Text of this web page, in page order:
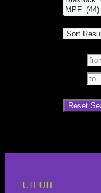
UH UH